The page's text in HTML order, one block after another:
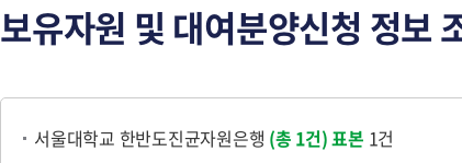
보유자원 및 대여분양신청 정보
서울대학교 한반도진균자원은행 (총 1건)표본 1건